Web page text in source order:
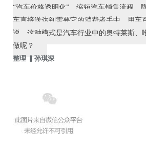
“汽车价格透明化”，缩短汽车销售流程，
车直接送达到需要它的消费者手中。用车
说，这种模式是汽车行业中的奥特莱斯、
做呢？
整理 ▎孙琪深